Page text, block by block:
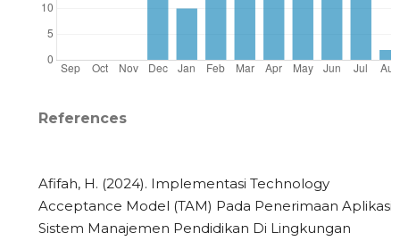
References
Afifah, H. (2024). Implementasi Technology
Acceptance Model (TAM) Pada Penerimaan Aplikasi
Sistem Manajemen Pendidikan Di Lingkungan